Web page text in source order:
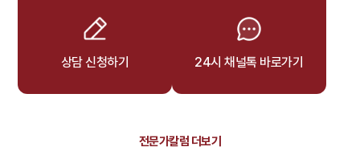
상담 신청하기 24시 채널톡 바로가기
전문가칼럼 더보기